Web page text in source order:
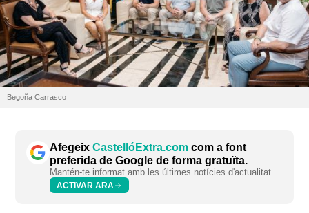
Begoña Carrasco
Afegeix CastellóExtra.com com a font
preferida de Google de forma gratuïta.
Mantén-te informat amb les últimes notícies d'actualitat.
ACTIVAR ARA